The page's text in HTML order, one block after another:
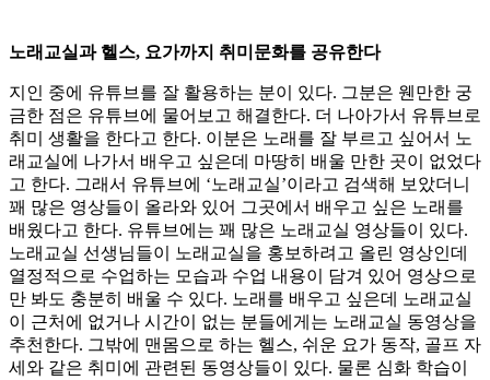
노래교실과 헬스, 요가까지 취미문화를 공유한다
지인 중에 유튜브를 잘 활용하는 분이 있다. 그분은 웬만한 궁
금한 점은 유튜브에 물어보고 해결한다. 더 나아가서 유튜브로
취미 생활을 한다고 한다. 이분은 노래를 잘 부르고 싶어서 노
래교실에 나가서 배우고 싶은데 마땅히 배울 만한 곳이 없었다
고 한다. 그래서 유튜브에 ‘노래교실’이라고 검색해 보았더니
꽤 많은 영상들이 올라와 있어 그곳에서 배우고 싶은 노래를
배웠다고 한다. 유튜브에는 꽤 많은 노래교실 영상들이 있다.
노래교실 선생님들이 노래교실을 홍보하려고 올린 영상인데
열정적으로 수업하는 모습과 수업 내용이 담겨 있어 영상으로
만 봐도 충분히 배울 수 있다. 노래를 배우고 싶은데 노래교실
이 근처에 없거나 시간이 없는 분들에게는 노래교실 동영상을
추천한다. 그밖에 맨몸으로 하는 헬스, 쉬운 요가 동작, 골프 자
세와 같은 취미에 관련된 동영상들이 있다. 물론 심화 학습이